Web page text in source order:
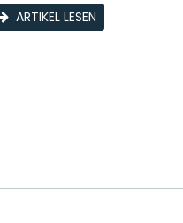
ARTIKEL LESEN